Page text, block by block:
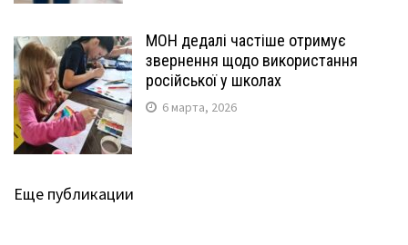
МОН дедалі частіше отримує
звернення щодо використання
російської у школах
6 марта, 2026
Еще публикации